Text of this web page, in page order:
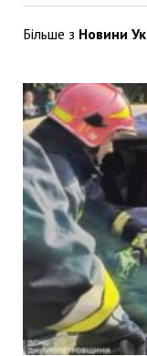
Більше з Новини